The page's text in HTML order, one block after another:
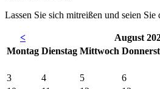
Lassen Sie sich mitreißen und seien Sie
< August
Montag Dienstag Mittwoch Do
3
4 5 6